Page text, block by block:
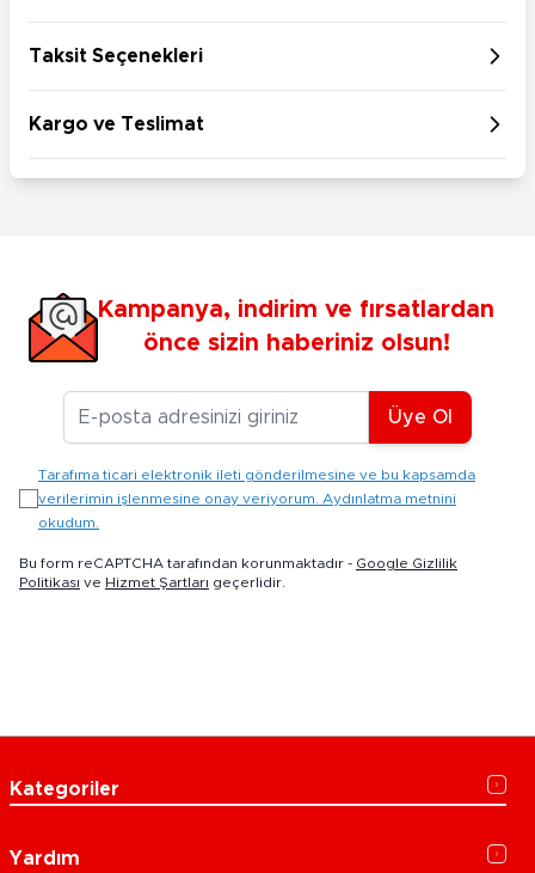
Taksit Seçenekleri
Kargo ve Teslimat
Kampanya, indirim ve fırsatlardan
önce sizin haberiniz olsun!
E-posta Adresiniz
Üye Ol
Tarafıma ticari elektronik ileti gönderilmesine ve bu kapsamda
verilerimin işlenmesine onay veriyorum. Aydınlatma metnini
okudum.
Bu form reCAPTCHA tarafından korunmaktadır - Google Gizlilik
Politikası ve Hizmet Şartları geçerlidir.
Kategoriler
Yardım